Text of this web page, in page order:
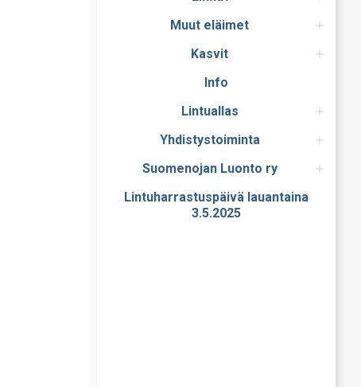
Muut eläimet
Kasvit
Info
Lintuallas
Yhdistystoiminta
Suomenojan Luonto ry
Lintuharrastuspäivä lauantaina
3.5.2025